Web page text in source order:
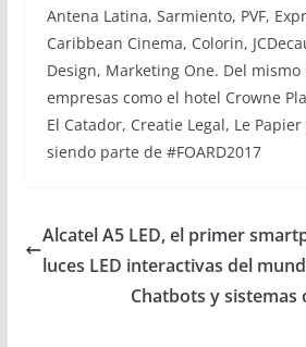
Antena Latina, Sarmiento, PVF,
Caribbean Cinema, Colorin,
Design, Marketing One. Del mismo
empresas como el hotel Crowne
El Catador, Creatie Legal, Le
siendo parte de #FOARD2017
Alcatel A5 LED, el primer
luces LED interactivas del
Chatbots y sistemas